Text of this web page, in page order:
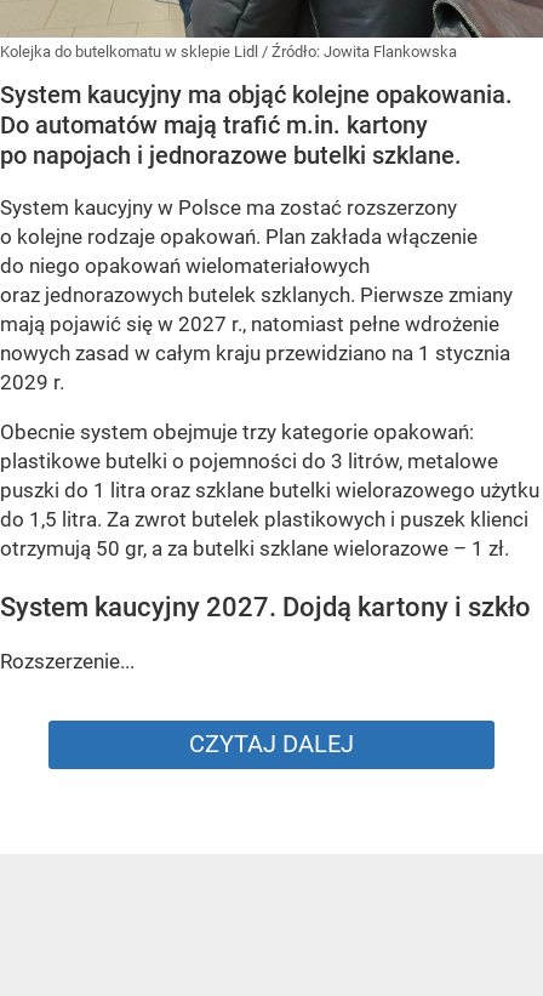
Kolejka do butelkomatu w sklepie Lidl / Źródło: Jowita Flankowska
System kaucyjny ma objąć kolejne opakowania.
Do automatów mają trafić m.in. kartony
po napojach i jednorazowe butelki szklane.
System kaucyjny w Polsce ma zostać rozszerzony
o kolejne rodzaje opakowań. Plan zakłada włączenie
do niego opakowań wielomateriałowych
oraz jednorazowych butelek szklanych. Pierwsze zmiany
mają pojawić się w 2027 r., natomiast pełne wdrożenie
nowych zasad w całym kraju przewidziano na 1 stycznia
2029 r.
Obecnie system obejmuje trzy kategorie opakowań:
plastikowe butelki o pojemności do 3 litrów, metalowe
puszki do 1 litra oraz szklane butelki wielorazowego użytku
do 1,5 litra. Za zwrot butelek plastikowych i puszek klienci
otrzymują 50 gr, a za butelki szklane wielorazowe – 1 zł.
System kaucyjny 2027. Dojdą kartony i szkło
Rozszerzenie...
CZYTAJ DALEJ